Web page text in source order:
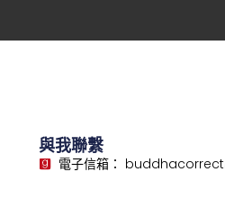
與我聯繫
電子信箱：